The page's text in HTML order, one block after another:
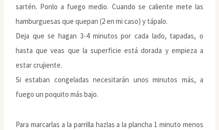
sartén. Ponlo a fuego medio. Cuando se caliente mete las
hamburguesas que quepan (2 en mi caso) y tápalo.
Deja que se hagan 3-4 minutos por cada lado, tapadas, o
hasta que veas que la superficie está dorada y empieza a
estar crujiente.
Si estaban congeladas necesitarán unos minutos más, a
fuego un poquito más bajo.
Para marcarlas a la parrilla hazlas a la plancha 1 minuto menos